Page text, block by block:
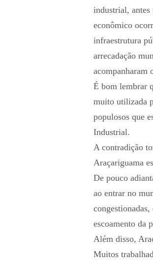
industrial, antes
econômico
infraestrutura
arrecadação
acompanharam
É bom lembrar
muito utilizada
populosos que
Industrial.
A contradição
Araçariguama
De pouco
ao entrar no
escoamento da
Além disso,
Muitos